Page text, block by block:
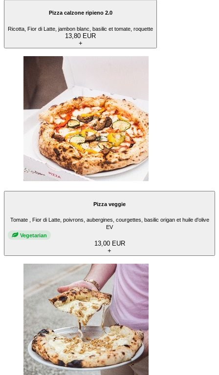
Pizza calzone ripieno 2.0
Ricotta, Fior di Latte, jambon blanc, basilic et tomate, roquette
13,80 EUR
+
Pizza veggie
Tomate , Fior di Latte, poivrons, aubergines, courgettes, basilic origan et huile d'olive
EV
Vegetarian
13,00 EUR
+